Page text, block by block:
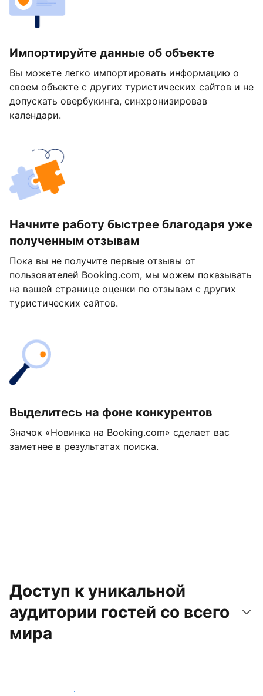
Импортируйте данные об объекте
Вы можете легко импортировать информацию о
своем объекте с других туристических сайтов и не
допускать овербукинга, синхронизировав
календари.
Начните работу быстрее благодаря уже
полученным отзывам
Пока вы не получите первые отзывы от
пользователей Booking.com, мы можем показывать
на вашей странице оценки по отзывам с других
туристических сайтов.
Выделитесь на фоне конкурентов
Значок «Новинка на Booking.com» сделает вас
заметнее в результатах поиска.
Начать
Доступ к уникальной
аудитории гостей со всего
мира
Привлечь новых гостей